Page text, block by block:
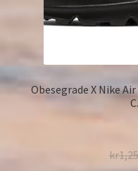
Obesegrade X Nike
kr